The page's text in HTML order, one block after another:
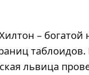
– богатой
львица